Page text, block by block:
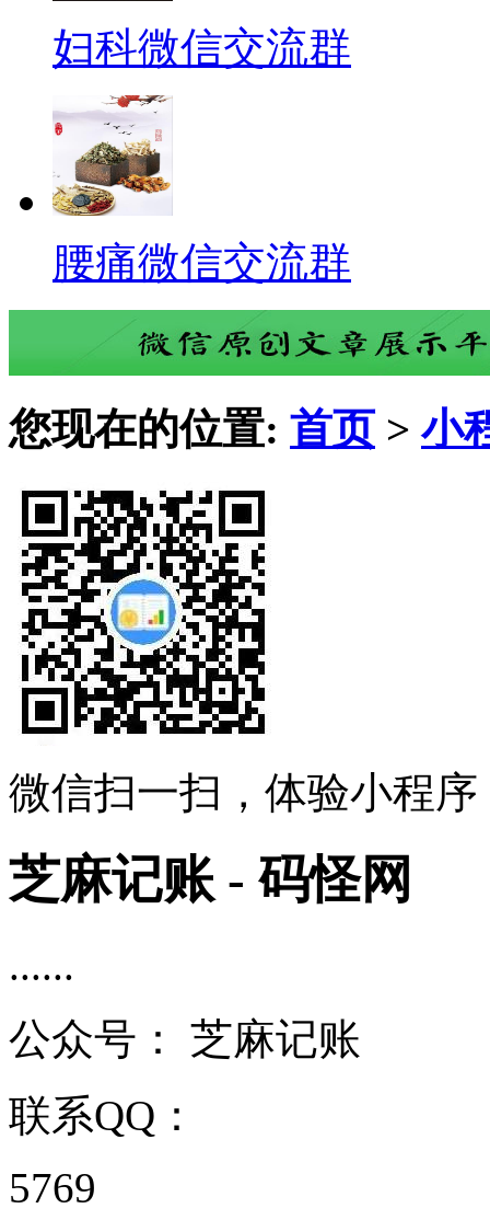
妇科微信交流群
腰痛微信交流群
您现在的位置: 首页 >小
微信扫一扫，体验小程序
芝麻记账 - 码怪网
......
公众号： 芝麻记账
联系QQ：
5769